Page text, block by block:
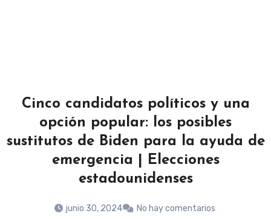
Cinco candidatos políticos y una
opción popular: los posibles
sustitutos de Biden para la ayuda de
emergencia | Elecciones
estadounidenses
junio 30, 2024 No hay comentarios